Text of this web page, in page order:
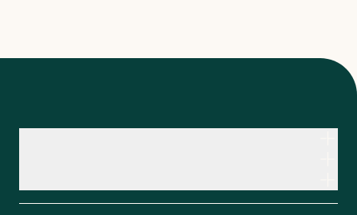
CVR: 37983446
Apopro guider